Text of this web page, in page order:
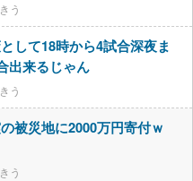
う
して18時から4試合深夜ま
出来るじゃん
う
被災地に2000万円寄付ｗ
う